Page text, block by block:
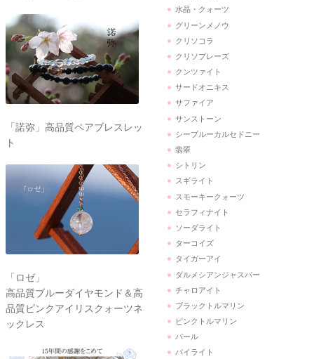
「諾弥」高品質ペアブレスレッ
ト
「ロゼ」
高品質ブルーダイヤモンド＆高
品質ピンクアイリスクォーツネ
ックレス
水晶・クォーツ
グリーンメノウ
クリソコラ
クリソプレーズ
クンツァイト
サードオニキス
サファイア
サンストーン
シーブルーカルセドニー
翡翠
シトリン
スギライト
スモーキークォーツ
セラフィナイト
ソーダライト
ターコイズ
タイガーアイ
ダルメシアンジャスパー
チャロアイト
ブラックトルマリン
ピンクトルマリン
パール
パイライト